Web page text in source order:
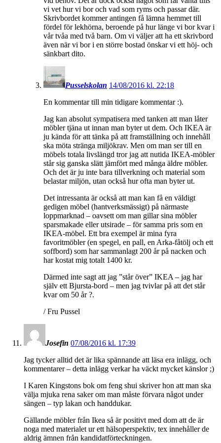
vi vet hur vi bor och vad som ryms och passar där.
Skrivbordet kommer antingen få lämna hemmet till
fördel för lekhörna, beroende på hur länge vi bor kvar i
vår tvåa med två barn. Om vi väljer att ha ett skrivbord
även när vi bor i en större bostad önskar vi ett höj- och
sänkbart dito.
Pusselskolan 14/08/2016 kl. 22:18
En kommentar till min tidigare kommentar :).
Jag kan absolut sympatisera med tanken att man låter
möbler tjäna ut innan man byter ut dem. Och IKEA är
ju kända för att tänka på att framställning och innehåll
ska möta stränga miljökrav. Men om man ser till en
möbels totala livslängd tror jag att nutida IKEA-möbler
står sig ganska slätt jämfört med många äldre möbler.
Och det är ju inte bara tillverkning och material som
belastar miljön, utan också hur ofta man byter ut.
Det intressanta är också att man kan få en väldigt
gedigen möbel (hantverksmässigt) på närmaste
loppmarknad – oavsett om man gillar sina möbler
sparsmakade eller utsirade – för samma pris som en
IKEA-möbel. Ett bra exempel är mina fyra
favoritmöbler (en spegel, en pall, en Arka-fåtölj och ett
soffbord) som har sammanlagt 200 år på nacken och
har kostat mig totalt 1400 kr.
Därmed inte sagt att jag ”står över” IKEA – jag har
själv ett Bjursta-bord – men jag tvivlar på att det står
kvar om 50 år ?.
/ Fru Pussel
Josefin 07/08/2016 kl. 17:39
Jag tycker alltid det är lika spännande att läsa era inlägg, och
kommentarer – detta inlägg verkar ha väckt mycket känslor ;)
I Karen Kingstons bok om feng shui skriver hon att man ska
välja mjuka rena saker om man måste förvara något under
sängen – typ lakan och handdukar.
Gällande möbler från Ikea så är positivt med dom att de är
noga med materialet ur ett hälsoperspektiv, tex innehåller de
aldrig ämnen från kandidatförteckningen.